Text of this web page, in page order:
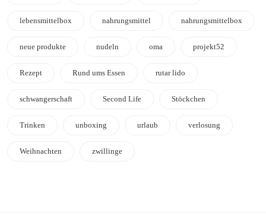
lebensmittelbox nahrungsmittel nahrungsmittelbox
neue produkte nudeln oma projekt52
Rezept Rund ums Essen rutar lido
schwangerschaft Second Life Stöckchen
Trinken unboxing urlaub verlosung
Weihnachten zwillinge